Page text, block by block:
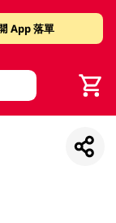
App 落單